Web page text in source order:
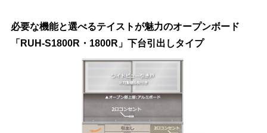
必要な機能と選べるテイストが魅力のオープンボード
「RUH-S1800R・1800R」下台引出しタイプ